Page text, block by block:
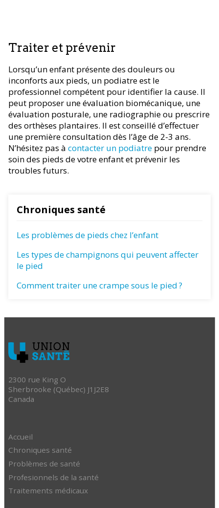
Traiter et prévenir
Lorsqu’un enfant présente des douleurs ou
inconforts aux pieds, un podiatre est le
professionnel compétent pour identifier la cause. Il
peut proposer une évaluation biomécanique, une
évaluation posturale, une radiographie ou prescrire
des orthèses plantaires. Il est conseillé d’effectuer
une première consultation dès l’âge de 2-3 ans.
N’hésitez pas à contacter un podiatre pour prendre
soin des pieds de votre enfant et prévenir les
troubles futurs.
Chroniques santé
Les problèmes de pieds chez l’enfant
Les types de champignons qui peuvent affecter
le pied
Comment traiter une crampe sous le pied ?
2300 rue King O
Sherbrooke (Québec) J1J2E8
Canada
Accueil
Chroniques santé
Problèmes de santé
Profesionnels de la santé
Traitements médicaux